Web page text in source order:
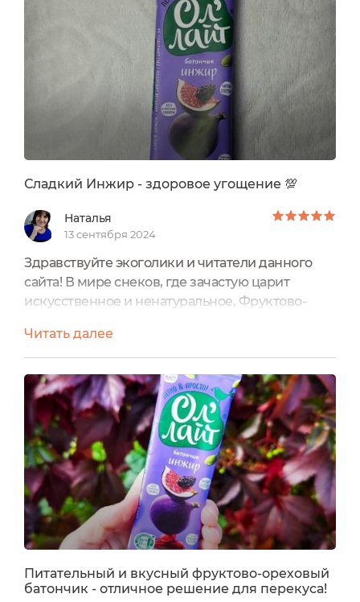
Сладкий Инжир - здоровое угощение 💯
Наталья
13 сентября 2024
Здравствуйте экоголики и читатели данного
сайта! В мире снеков, где зачастую царит
искусственное и ненатуральное, Фруктово-
впечатляет своим натуральным составом и
неповторимым вкусом Основная
информация Преимущества:- 100 %
натуральный продукт;- Не содержит ГМО,
глютена, холестерина, сои и молока;- Без
добавления сахара, красителей, консервантов
и ароматизаторов;...
Читать далее
Питательный и вкусный фруктово-ореховый
батончик - отличное решение для перекуса!